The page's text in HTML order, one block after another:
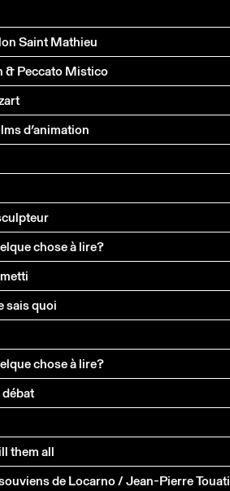
Saint Mathieu
& Peccato Mistico
d’animation
chose à lire?
sais quoi
chose à lire?
them all
de Locarno / Jean-Pierre Touati